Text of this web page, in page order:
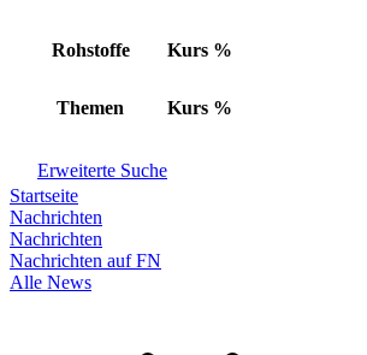
Rohstoffe Kurs %
Themen Kurs %
Erweiterte Suche
Startseite
Nachrichten
Nachrichten
Nachrichten auf FN
Alle News